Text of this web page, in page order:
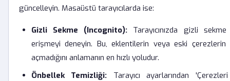
güncelleyin. Masaüstü tarayıcılarda ise:
Gizli Sekme (Incognito): Tarayıcınızda gizli
erişmeyi deneyin. Bu, eklentilerin veya eski çerezlerin
açmadığını anlamanın en hızlı yoludur.
Önbellek Temizliği: Tarayıcı ayarlarından